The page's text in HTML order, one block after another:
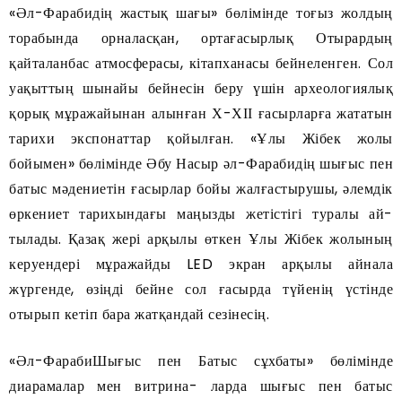
«Әл-Фарабидің жастық шағы» бөлімінде тоғыз жолдың
торабында орналасқан, ортағасырлық Отырардың
қайталанбас атмосферасы, кітапханасы бейнеленген. Сол
уақыттың шынайы бейнесін беру үшін археологиялық
қорық мұражайынан алынған Х-ХІІ ғасырларға жататын
тарихи экспонаттар қойылған. «Ұлы Жібек жолы
бойымен» бөлімінде Әбу Насыр әл-Фарабидің шығыс пен
батыс мәдениетін ғасырлар бойы жалғастырушы, әлемдік
өркениет тарихындағы маңызды жетістігі туралы ай-
тылады. Қазақ жері арқылы өткен Ұлы Жібек жолының
керуендері мұражайды LED экран арқылы айнала
жүргенде, өзіңді бейне сол ғасырда түйенің үстінде
отырып кетіп бара жатқандай сезінесің.
«Әл-ФарабиШығыс пен Батыс сұхбаты» бөлімінде
диарамалар мен витрина- ларда шығыс пен батыс